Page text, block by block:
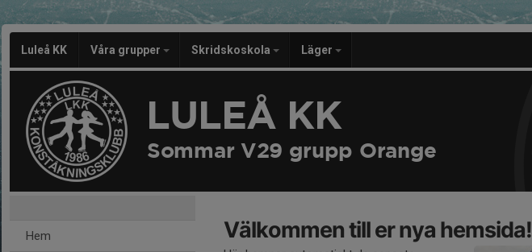
Luleå KK Våra grupper Skridskoskola Läger
LULEÅ KK
Sommar V29 grupp Orange
Hem Välkommen till er nya hemsida!